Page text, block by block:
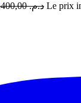
د.م.3.400,00